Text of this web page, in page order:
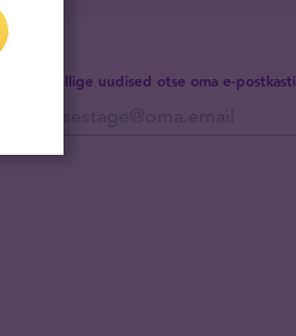
Tellige uudised otse oma e-postkasti